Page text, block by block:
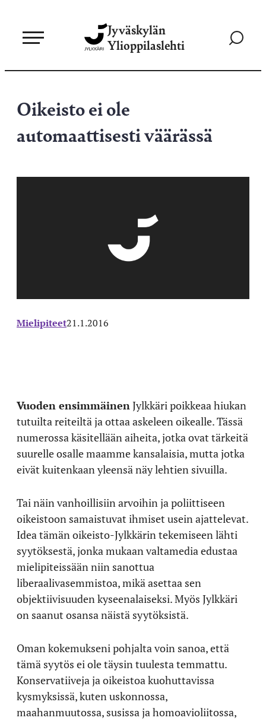
sisältöön
Jyväskylän
Ylioppilaslehti
Siirry
Oikeisto ei ole
automaattisesti väärässä
Mielipiteet21.1.2016
Vuoden ensimmäinen Jylkkäri poikkeaa hiukan
tutuilta reiteiltä ja ottaa askeleen oikealle. Tässä
numerossa käsitellään aiheita, jotka ovat tärkeitä
suurelle osalle maamme kansalaisia, mutta jotka
eivät kuitenkaan yleensä näy lehtien sivuilla.
Tai näin vanhoillisiin arvoihin ja poliittiseen
oikeistoon samaistuvat ihmiset usein ajattelevat.
Idea tämän oikeisto-Jylkkärin tekemiseen lähti
syytöksestä, jonka mukaan valtamedia edustaa
mielipiteissään niin sanottua
liberaalivasemmistoa, mikä asettaa sen
objektiivisuuden kyseenalaiseksi. Myös Jylkkäri
on saanut osansa näistä syytöksistä.
Oman kokemukseni pohjalta voin sanoa, että
tämä syytös ei ole täysin tuulesta temmattu.
Konservatiiveja ja oikeistoa kuohuttavissa
kysmyksissä, kuten uskonnossa,
maahanmuutossa, susissa ja homoavioliitossa,